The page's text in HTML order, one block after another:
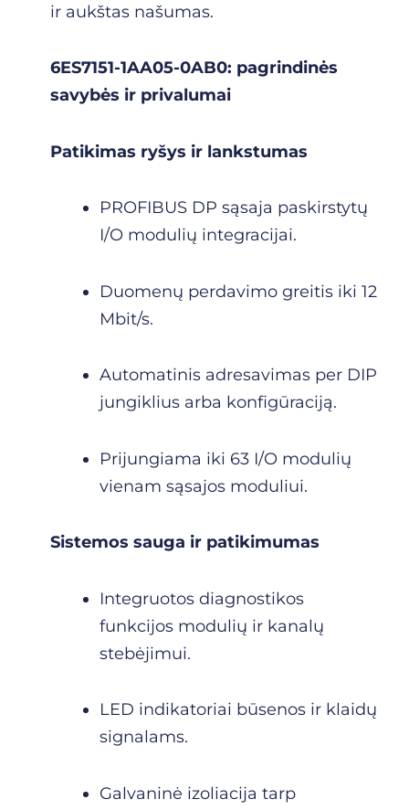
ir aukštas našumas.
6ES7151-1AA05-0AB0: pagrindinės
savybės ir privalumai
Patikimas ryšys ir lankstumas
PROFIBUS DP sąsaja paskirstytų
I/O modulių integracijai.
Duomenų perdavimo greitis iki 12
Mbit/s.
Automatinis adresavimas per DIP
jungiklius arba konfigūraciją.
Prijungiama iki 63 I/O modulių
vienam sąsajos moduliui.
Sistemos sauga ir patikimumas
Integruotos diagnostikos
funkcijos modulių ir kanalų
stebėjimui.
LED indikatoriai būsenos ir klaidų
signalams.
Galvaninė izoliacija tarp